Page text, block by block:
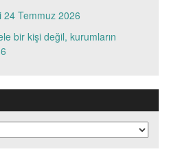
24 Temmuz 2026
bir kişi değil, kurumların